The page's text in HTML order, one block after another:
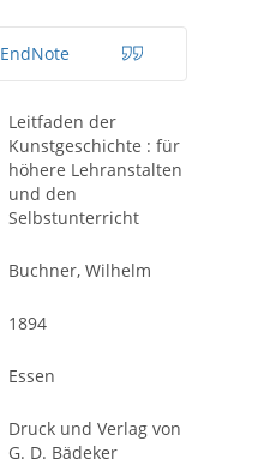
EndNote
Leitfaden der
Kunstgeschichte : für
höhere Lehranstalten
und den
Selbstunterricht
Buchner, Wilhelm
1894
Essen
Druck und Verlag von
G. D. Bädeker